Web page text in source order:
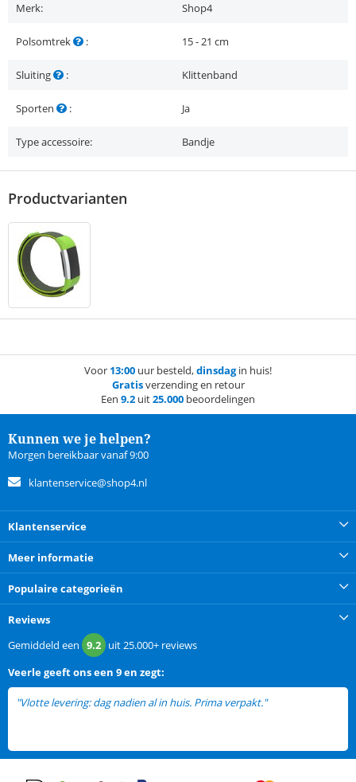
Merk: Shop4
Polsomtrek : 15 - 21 cm
Sluiting : Klittenband
Sporten : Ja
Type accessoire: Bandje
Productvarianten
Voor 13:00 uur besteld,dinsdagin huis!
Gratisverzending en retour
Een 9.2 uit25.000 beoordelingen
Kunnen we je helpen?
Morgen bereikbaar vanaf 9:00
klantenservice@shop4.nl
Klantenservice
Meer informatie
Populaire categorieën
Reviews
Gemiddeld een 9.2 uit25.000+ reviews
Veerlegeeft ons een 9 en zegt:
"Vlotte levering: dag nadien al in huis. Prima verpakt."